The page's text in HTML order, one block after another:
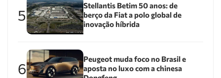
5
Stellantis Betim 50 anos: de
berço da Fiat a polo global de
inovação híbrida
6
Peugeot muda foco no Brasil e
aposta no luxo com a chinesa